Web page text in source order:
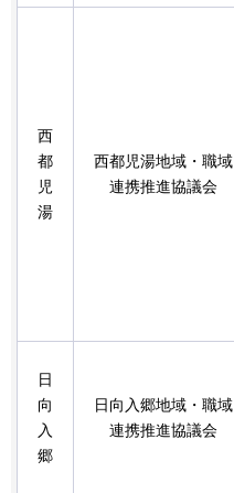
西
都
児
湯
西都児湯地域・職域
連携推進協議会
日
向
入
郷
日向入郷地域・職域
連携推進協議会